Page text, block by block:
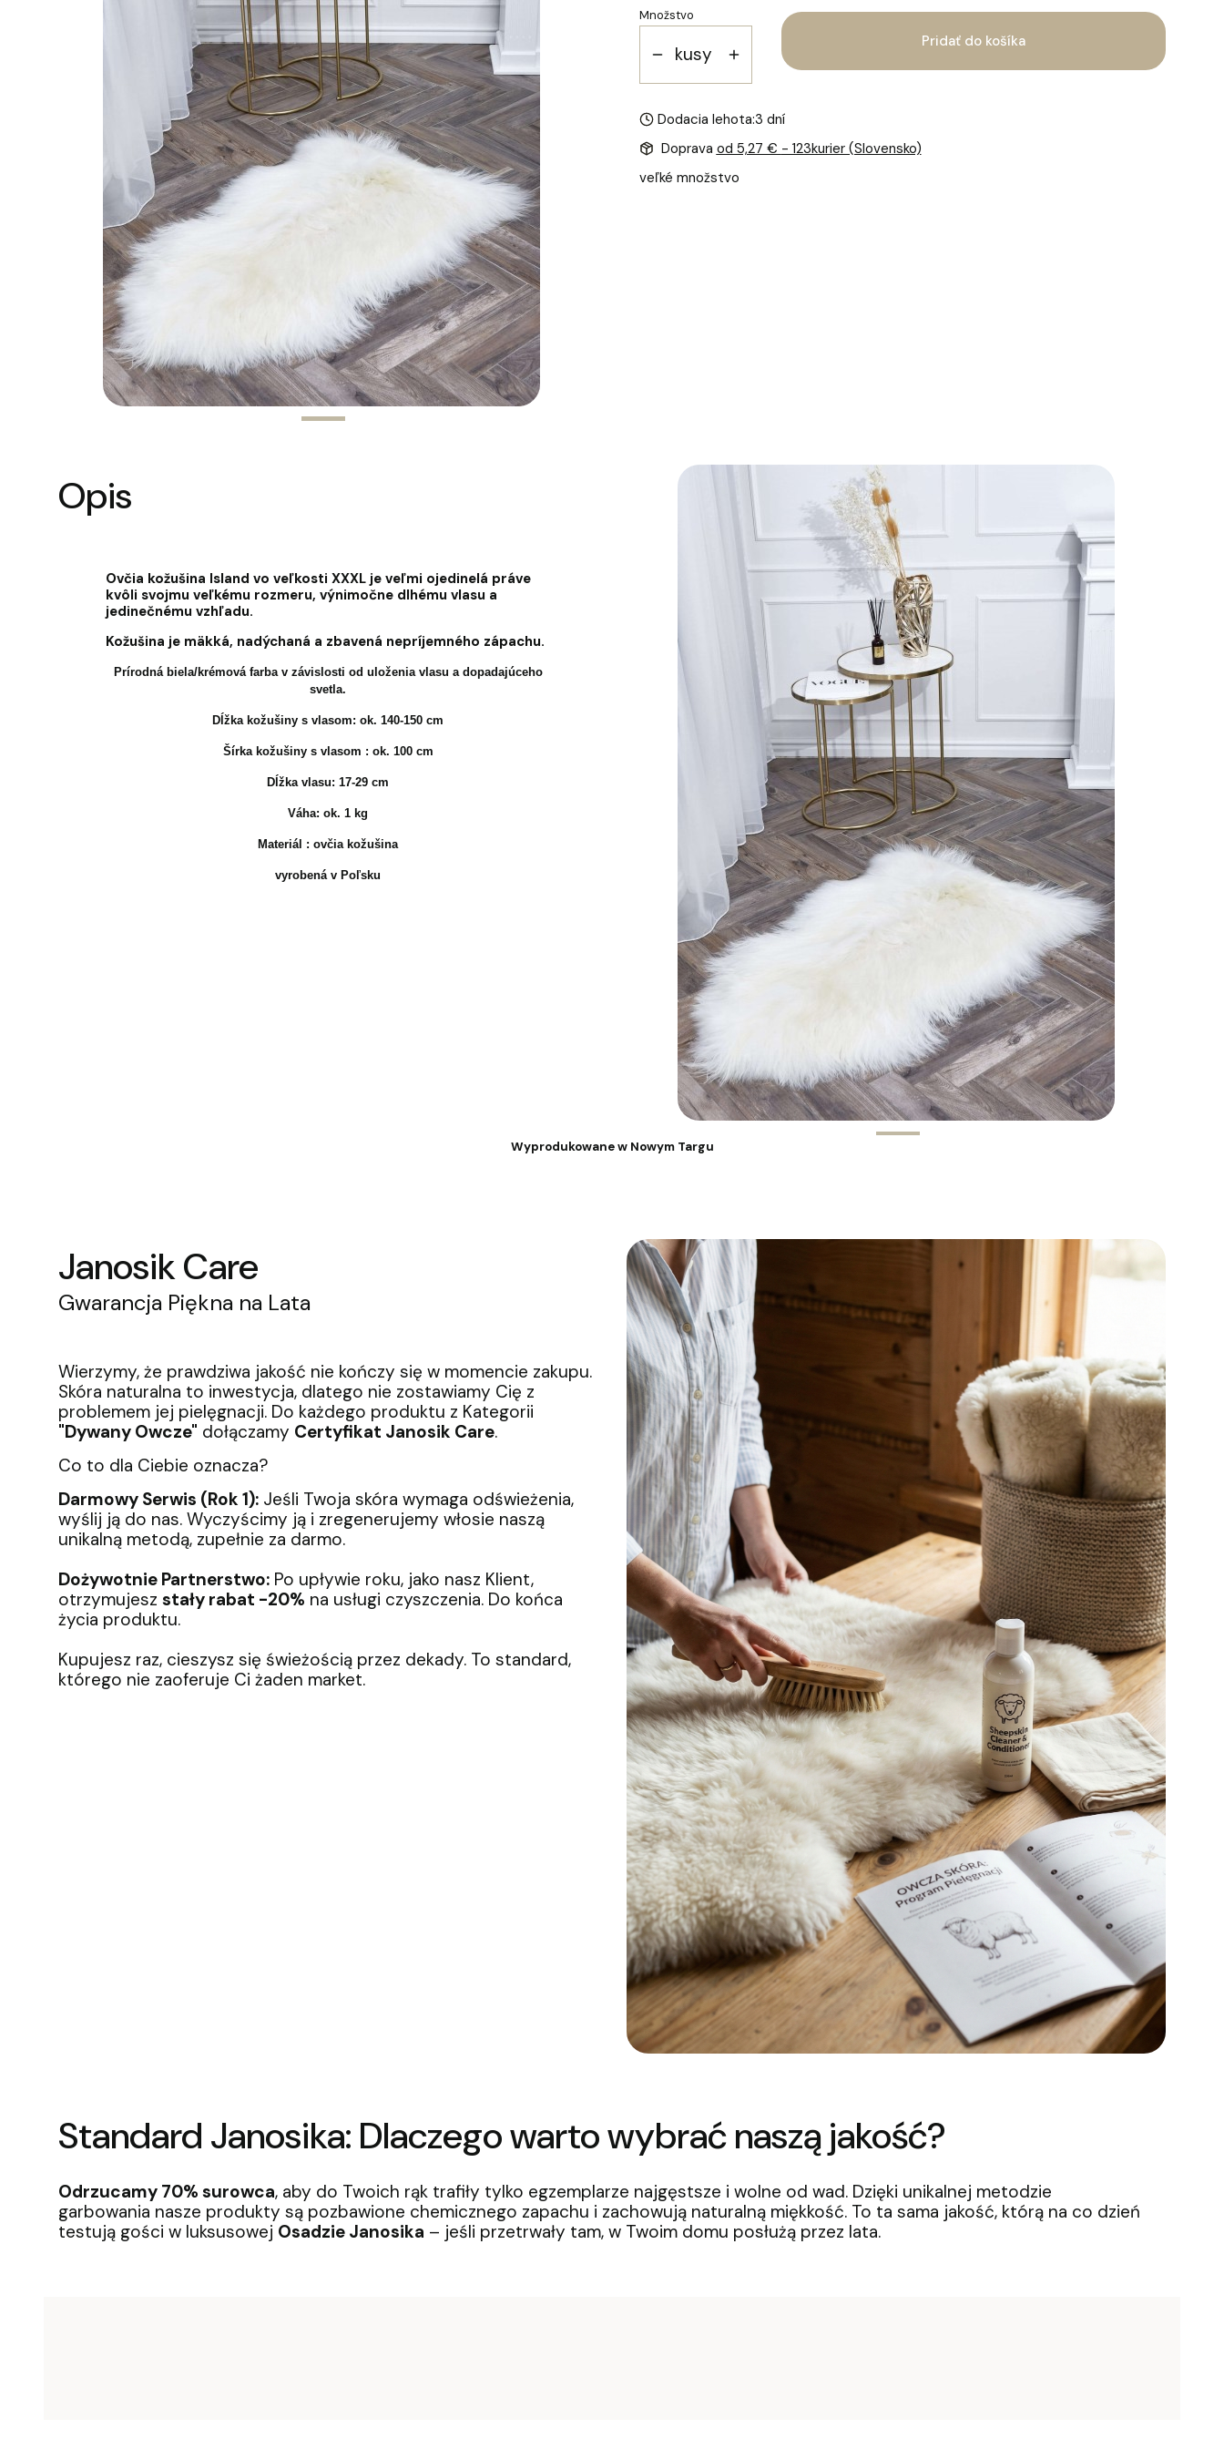
Množstvo
kusy
Pridať do košíka
Dodacia lehota:3 dní
Doprava od 5,27 € - 123kurier (Slovensko)
veľké množstvo
Opis
Ovčia kožušina Island vo veľkosti XXXL je veľmi ojedinelá práve
kvôli svojmu veľkému rozmeru, výnimočne dlhému vlasu a
jedinečnému vzhľadu.
Kožušina je mäkká, nadýchaná a zbavená nepríjemného zápachu.
Prírodná biela/krémová farba v závislosti od uloženia vlasu a dopadajúceho
svetla.
Dĺžka kožušiny s vlasom: ok. 140-150 cm
Šírka kožušiny s vlasom : ok. 100 cm
Dĺžka vlasu: 17-29 cm
Váha: ok. 1 kg
Materiál : ovčia kožušina
vyrobená v Poľsku
Wyprodukowane w Nowym Targu
Janosik Care
Gwarancja Piękna na Lata
Wierzymy, że prawdziwa jakość nie kończy się w momencie zakupu.
Skóra naturalna to inwestycja, dlatego nie zostawiamy Cię z
problemem jej pielęgnacji. Do każdego produktu z Kategorii
"Dywany Owcze" dołączamy Certyfikat Janosik Care.
Co to dla Ciebie oznacza?
Darmowy Serwis (Rok 1): Jeśli Twoja skóra wymaga odświeżenia,
wyślij ją do nas. Wyczyścimy ją i zregenerujemy włosie naszą
unikalną metodą, zupełnie za darmo.
Dożywotnie Partnerstwo: Po upływie roku, jako nasz Klient,
otrzymujesz stały rabat -20% na usługi czyszczenia. Do końca
życia produktu.
Kupujesz raz, cieszysz się świeżością przez dekady. To standard,
którego nie zaoferuje Ci żaden market.
Standard Janosika: Dlaczego warto wybrać naszą jakość?
Odrzucamy 70% surowca, aby do Twoich rąk trafiły tylko egzemplarze najgęstsze i wolne od wad. Dzięki unikalnej metodzie
garbowania nasze produkty są pozbawione chemicznego zapachu i zachowują naturalną miękkość. To ta sama jakość, którą na co dzień
testują gości w luksusowej Osadzie Janosika – jeśli przetrwały tam, w Twoim domu posłużą przez lata.